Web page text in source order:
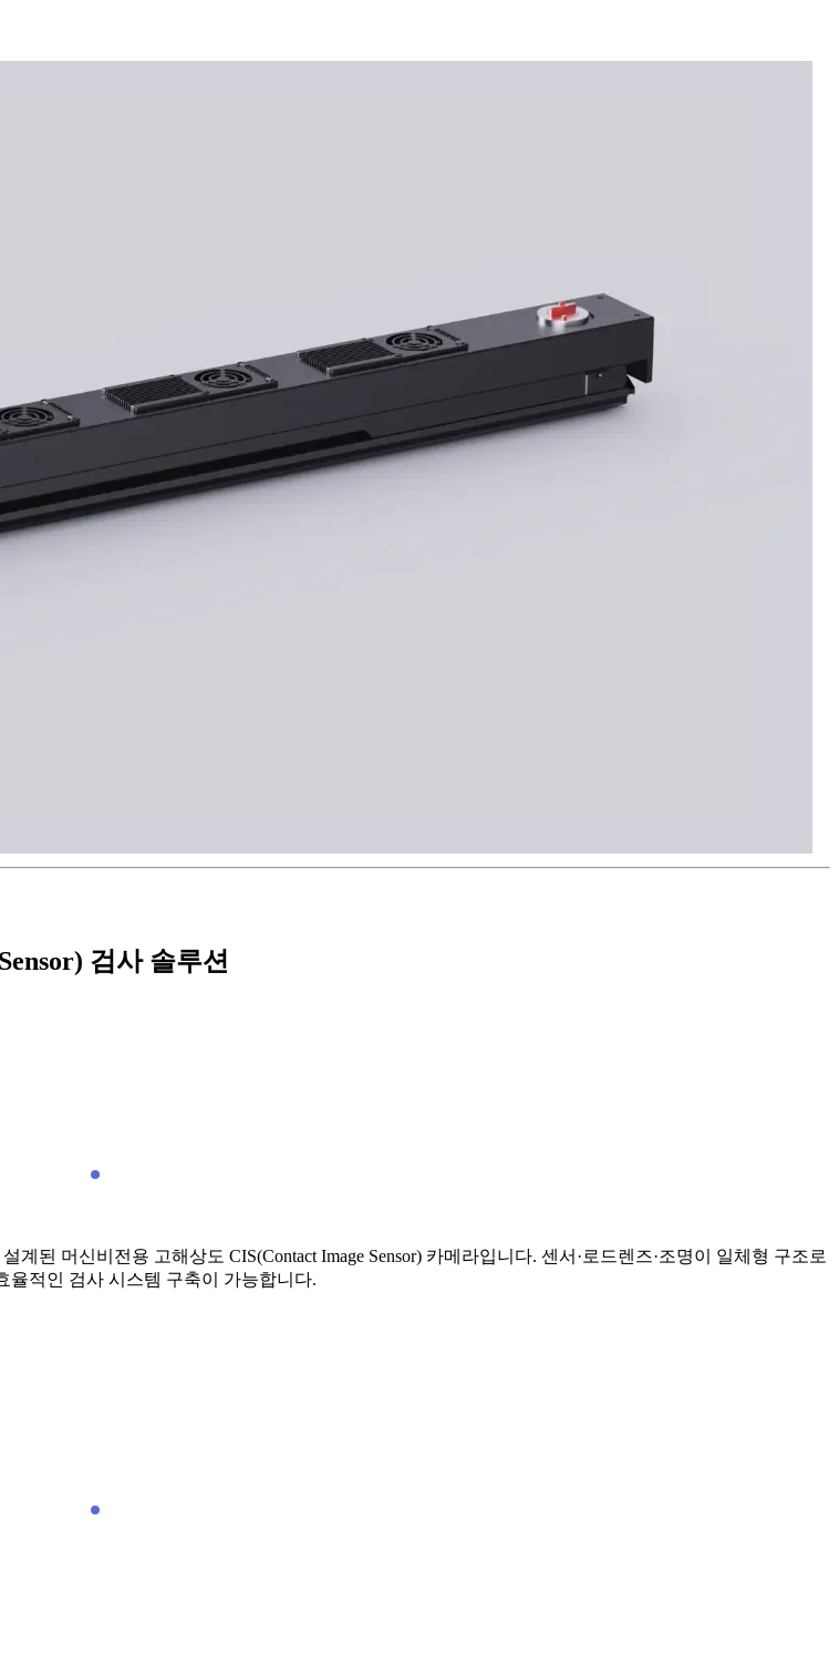
검사 솔루션
된 머신비전용 고해상도 CIS(Contact Image Sensor) 카메라입니다. 센서·로드렌즈·조명이 일체형 구조로
율적인 검사 시스템 구축이 가능합니다.